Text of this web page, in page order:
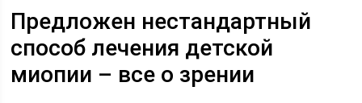
Предложен нестандартный
способ лечения детской
миопии – все о зрении